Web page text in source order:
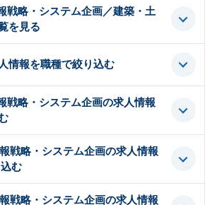
戦略・システム企画／建築・土
を見る
情報を職種で絞り込む
戦略・システム企画の求人情報
戦略・システム企画の求人情報
む
戦略・システム企画の求人情報